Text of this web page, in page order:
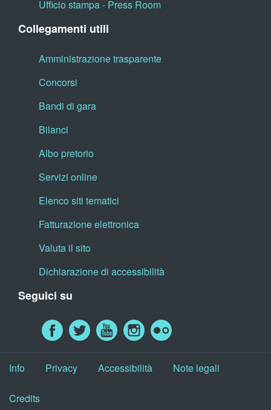
Ufficio stampa - Press Room
Collegamenti utili
Amministrazione trasparente
Concorsi
Bandi di gara
Bilanci
Albo pretorio
Servizi online
Elenco siti tematici
Fatturazione elettronica
Valuta il sito
Dichiarazione di accessibilità
Seguici su
Info Privacy Accessibilità Note legali
Credits